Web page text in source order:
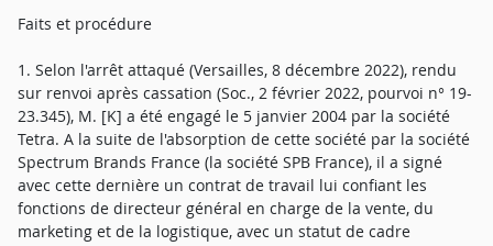
Faits et procédure
1. Selon l'arrêt attaqué (Versailles, 8 décembre 2022), rendu
sur renvoi après cassation (Soc., 2 février 2022, pourvoi n° 19-
23.345), M. [K] a été engagé le 5 janvier 2004 par la société
Tetra. A la suite de l'absorption de cette société par la société
Spectrum Brands France (la société SPB France), il a signé
avec cette dernière un contrat de travail lui confiant les
fonctions de directeur général en charge de la vente, du
marketing et de la logistique, avec un statut de cadre